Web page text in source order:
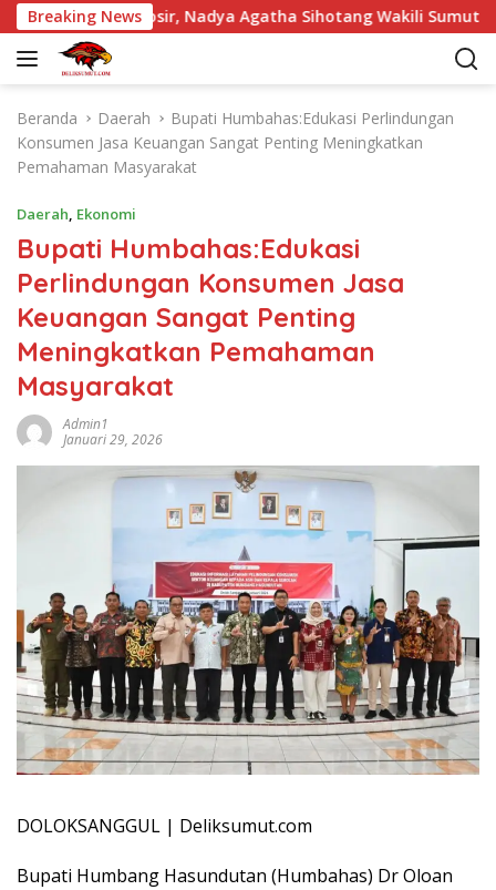
a
Breaking News
Samosir, Nadya Agatha Sihotang Wakili Sumut di FlS3N
Beranda Daerah
Bupati Humbahas:Edukasi Perlindungan
Konsumen Jasa Keuangan Sangat Penting Meningkatkan
Pemahaman Masyarakat
Daerah, Ekonomi
Bupati Humbahas:Edukasi
Perlindungan Konsumen Jasa
Keuangan Sangat Penting
Meningkatkan Pemahaman
Masyarakat
Admin1
Januari 29, 2026
DOLOKSANGGUL | Deliksumut.com
Bupati Humbang Hasundutan (Humbahas) Dr Oloan